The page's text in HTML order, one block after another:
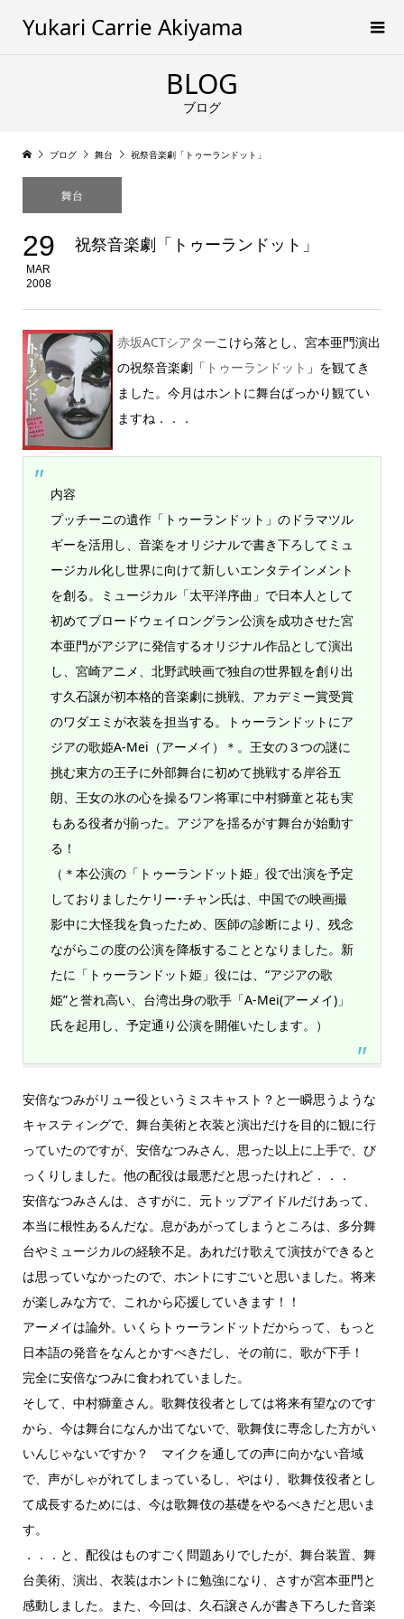
Yukari Carrie Akiyama
BLOG
ブログ
ブログ 舞台 祝祭音楽劇「トゥーランドット」
舞台
29
MAR
2008
祝祭音楽劇「トゥーランドット」
赤坂ACTシアターこけら落とし、宮本亜門演出
の祝祭音楽劇「 トゥーランドット 」を観てき
ました。今月はホントに舞台ばっかり観てい
ますね．．．
内容
プッチーニの遺作「トゥーランドット」のドラマツル
ギーを活用し、音楽をオリジナルで書き下ろしてミュ
ージカル化し世界に向けて新しいエンタテインメント
を創る。ミュージカル「太平洋序曲」で日本人として
初めてブロードウェイロングラン公演を成功させた宮
本亜門がアジアに発信するオリジナル作品として演出
し、宮崎アニメ、北野武映画で独自の世界観を創り出
す久石譲が初本格的音楽劇に挑戦、アカデミー賞受賞
のワダエミが衣装を担当する。トゥーランドットにア
ジアの歌姫A-Mei（アーメイ）＊。王女の３つの謎に
挑む東方の王子に外部舞台に初めて挑戦する岸谷五
朗、王女の氷の心を操るワン将軍に中村獅童と花も実
もある役者が揃った。アジアを揺るがす舞台が始動す
る！
（＊本公演の「トゥーランドット姫」役で出演を予定
しておりましたケリー･チャン氏は、中国での映画撮
影中に大怪我を負ったため、医師の診断により、残念
ながらこの度の公演を降板することとなりました。新
たに「トゥーランドット姫」役には、“アジアの歌
姫”と誉れ高い、台湾出身の歌手「A-Mei(アーメイ)」
氏を起用し、予定通り公演を開催いたします。）
安倍なつみがリュー役というミスキャスト？と一瞬思うような
キャスティングで、舞台美術と衣装と演出だけを目的に観に行
っていたのですが、安倍なつみさん、思った以上に上手で、び
っくりしました。他の配役は最悪だと思ったけれど．．．
安倍なつみさんは、さすがに、元トップアイドルだけあって、
本当に根性あるんだな。息があがってしまうところは、多分舞
台やミュージカルの経験不足。あれだけ歌えて演技ができると
は思っていなかったので、ホントにすごいと思いました。将来
が楽しみな方で、これから応援していきます！！
アーメイは論外。いくらトゥーランドットだからって、もっと
日本語の発音をなんとかすべきだし、その前に、歌が下手！
完全に安倍なつみに食われていました。
そして、中村獅童さん。歌舞伎役者としては将来有望なのです
から、今は舞台になんか出てないで、歌舞伎に専念した方がい
いんじゃないですか？ マイクを通しての声に向かない音域
で、声がしゃがれてしまっているし、やはり、歌舞伎役者とし
て成長するためには、今は歌舞伎の基礎をやるべきだと思いま
す。
．．．と、配役はものすごく問題ありでしたが、舞台装置、舞
台美術、演出、衣装はホントに勉強になり、さすが宮本亜門と
感動しました。また、今回は、久石譲さんが書き下ろした音楽